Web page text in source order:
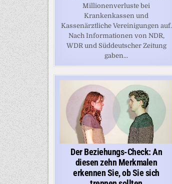
Millionenverluste bei
Krankenkassen und
Kassenärztliche Vereinigungen auf.
Nach Informationen von NDR,
WDR und Süddeutscher Zeitung
gaben...
Der Beziehungs-Check: An
diesen zehn Merkmalen
erkennen Sie, ob Sie sich